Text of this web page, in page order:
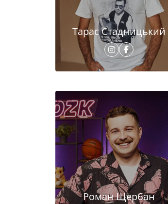
Тарас Стадницький
Роман Щербан